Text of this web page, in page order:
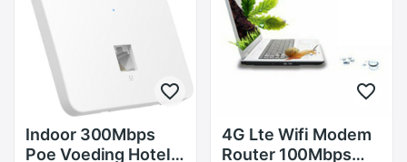
Indoor 300Mbps
Poe Voeding Hotel
4G Lte Wifi Modem
Router 100Mbps